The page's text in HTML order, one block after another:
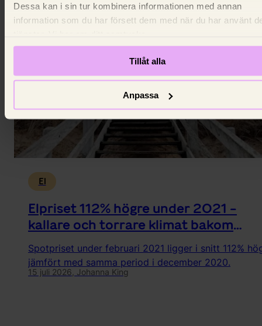
Dessa kan i sin tur kombinera informationen med annan
information som du har försett dem med när du har använt
Tillåt alla
Anpassa
El
Elpriset 112% högre under 2021 -
kallare och torrare klimat bakom
ökningen
Spotpriset under februari 2021 ligger i snitt 112%
jämfört med samma period i december 2020.
15 juli 2026, Johanna King